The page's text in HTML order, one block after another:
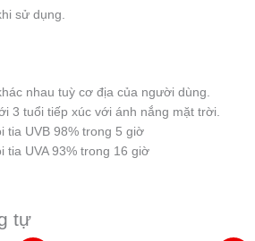
sử dụng.
nhau tuỳ cơ địa của người dùng.
3 tuổi tiếp xúc với ánh nắng mặt trời.
tia UVB 98% trong 5 giờ
tia UVA 93% trong 16 giờ
tự